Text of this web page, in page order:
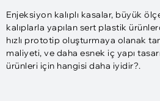
Enjeksiyon kalıplı kasalar, büyük
kalıplarla yapılan sert plastik
hızlı prototip oluşturmaya olanak
maliyeti, ve daha esnek iç yapı
ürünleri için hangisi daha iyidir?.